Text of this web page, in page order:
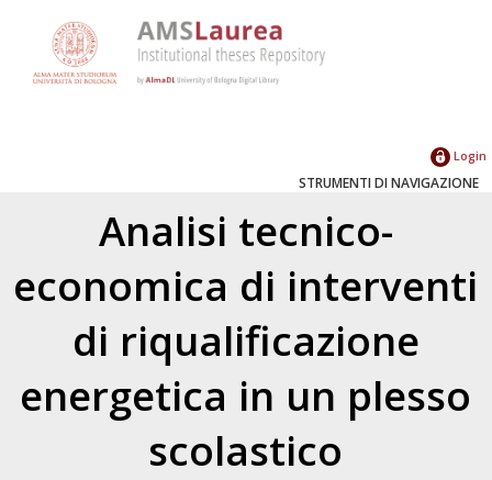
Login
STRUMENTI DI NAVIGAZIONE
Analisi tecnico-
economica di interventi
di riqualificazione
energetica in un plesso
scolastico